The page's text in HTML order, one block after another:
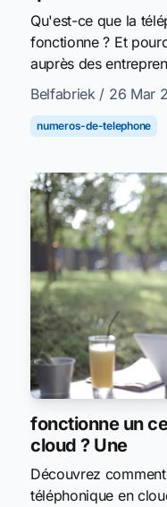
Qu'est-ce que la
fonctionne ? Et
auprès des
Belfabriek / 26 Mar
numeros-de-telephone
fonctionne un
cloud ? Une
Découvrez
téléphonique en